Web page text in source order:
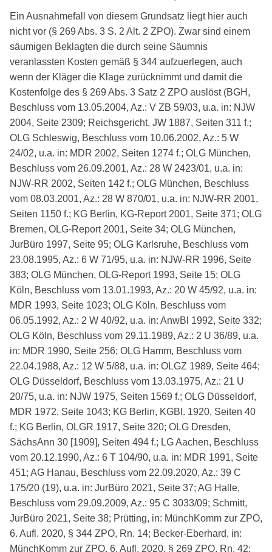
Ein Ausnahmefall von diesem Grundsatz liegt hier auch
nicht vor (§ 269 Abs. 3 S. 2 Alt. 2 ZPO). Zwar sind einem
säumigen Beklagten die durch seine Säumnis
veranlassten Kosten gemäß § 344 aufzuerlegen, auch
wenn der Kläger die Klage zurücknimmt und damit die
Kostenfolge des § 269 Abs. 3 Satz 2 ZPO auslöst (BGH,
Beschluss vom 13.05.2004, Az.: V ZB 59/03, u.a. in: NJW
2004, Seite 2309; Reichsgericht, JW 1887, Seiten 311 f.;
OLG Schleswig, Beschluss vom 10.06.2002, Az.: 5 W
24/02, u.a. in: MDR 2002, Seiten 1274 f.; OLG München,
Beschluss vom 26.09.2001, Az.: 28 W 2423/01, u.a. in:
NJW-RR 2002, Seiten 142 f.; OLG München, Beschluss
vom 08.03.2001, Az.: 28 W 870/01, u.a. in: NJW-RR 2001,
Seiten 1150 f.; KG Berlin, KG-Report 2001, Seite 371; OLG
Bremen, OLG-Report 2001, Seite 34; OLG München,
JurBüro 1997, Seite 95; OLG Karlsruhe, Beschluss vom
23.08.1995, Az.: 6 W 71/95, u.a. in: NJW-RR 1996, Seite
383; OLG München, OLG-Report 1993, Seite 15; OLG
Köln, Beschluss vom 13.01.1993, Az.: 20 W 45/92, u.a. in:
MDR 1993, Seite 1023; OLG Köln, Beschluss vom
06.05.1992, Az.: 2 W 40/92, u.a. in: AnwBl 1992, Seite 332;
OLG Köln, Beschluss vom 29.11.1989, Az.: 2 U 36/89, u.a.
in: MDR 1990, Seite 256; OLG Hamm, Beschluss vom
22.04.1988, Az.: 12 W 5/88, u.a. in: OLGZ 1989, Seite 464;
OLG Düsseldorf, Beschluss vom 13.03.1975, Az.: 21 U
20/75, u.a. in: NJW 1975, Seiten 1569 f.; OLG Düsseldorf,
MDR 1972, Seite 1043; KG Berlin, KGBl. 1920, Seiten 40
f.; KG Berlin, OLGR 1917, Seite 320; OLG Dresden,
SächsAnn 30 [1909], Seiten 494 f.; LG Aachen, Beschluss
vom 20.12.1990, Az.: 6 T 104/90, u.a. in: MDR 1991, Seite
451; AG Hanau, Beschluss vom 22.09.2020, Az.: 39 C
175/20 (19), u.a. in: JurBüro 2021, Seite 37; AG Halle,
Beschluss vom 29.09.2009, Az.: 95 C 3033/09; Schmitt,
JurBüro 2021, Seite 38; Prütting, in: MünchKomm zur ZPO,
6. Aufl. 2020, § 344 ZPO, Rn. 14; Becker-Eberhard, in:
MünchKomm zur ZPO, 6. Aufl. 2020, § 269 ZPO, Rn. 42;